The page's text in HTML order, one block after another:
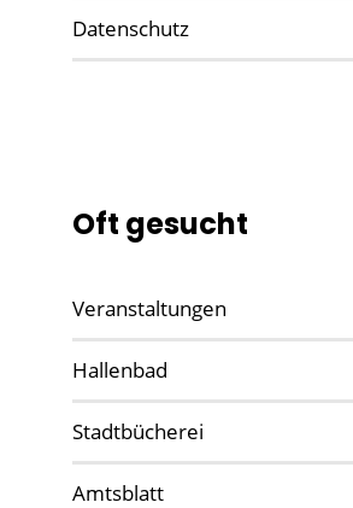
Datenschutz
Oft gesucht
Veranstaltungen
Hallenbad
Stadtbücherei
Amtsblatt